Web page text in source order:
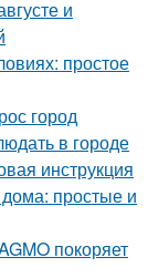
и
простое
город
в городе
инструкция
дома: простые и
покоряет